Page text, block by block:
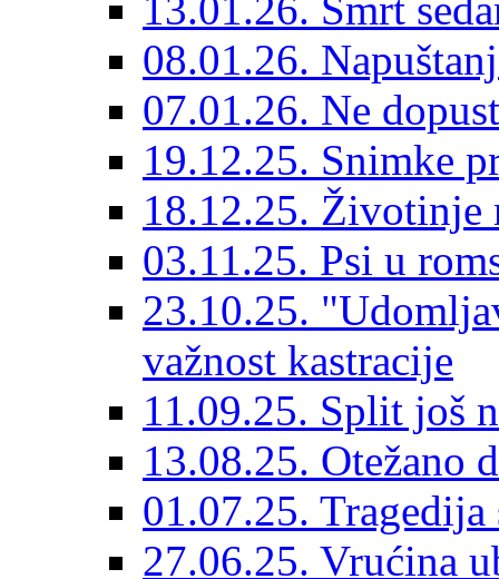
08.01.26.
07.01.26. Ne
19.12.25. Snimke
18.12.25. Životinje
03.11.25. Psi u
23.10.25.
važnost kastracije
11.09.25. Split još
13.08.25. Otežano
01.07.25.
27.06.25. Vrućina